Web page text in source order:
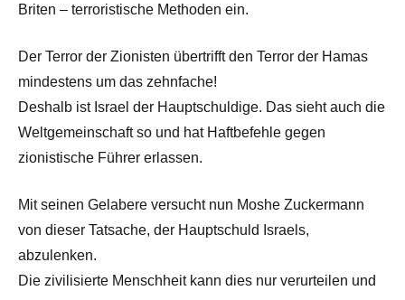
Briten – terroristische Methoden ein.
Der Terror der Zionisten übertrifft den Terror der Hamas
mindestens um das zehnfache!
Deshalb ist Israel der Hauptschuldige. Das sieht auch die
Weltgemeinschaft so und hat Haftbefehle gegen
zionistische Führer erlassen.
Mit seinen Gelabere versucht nun Moshe Zuckermann
von dieser Tatsache, der Hauptschuld Israels,
abzulenken.
Die zivilisierte Menschheit kann dies nur verurteilen und